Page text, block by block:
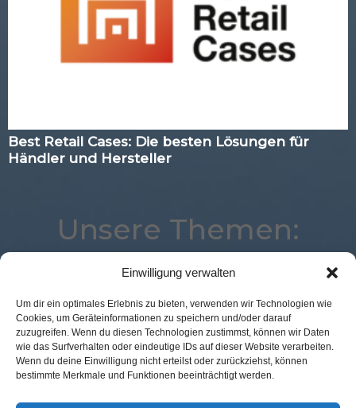
Einwilligung verwalten
Um dir ein optimales Erlebnis zu bieten, verwenden wir Technologien wie
Cookies, um Geräteinformationen zu speichern und/oder darauf
zuzugreifen. Wenn du diesen Technologien zustimmst, können wir Daten
wie das Surfverhalten oder eindeutige IDs auf dieser Website verarbeiten.
Wenn du deine Einwilligung nicht erteilst oder zurückziehst, können
bestimmte Merkmale und Funktionen beeinträchtigt werden.
Best Retail Cases: Die besten Lösungen für
Händler und Hersteller
Unsere Themen:
Studie Künstliche Intelligenz
Best Retail Cases
Corona
Logistik Advertising
POS Connect
eCommerce
Payment Kassenlose Läden
Loyalty
Marketing
Location Digital
Augmented Reality